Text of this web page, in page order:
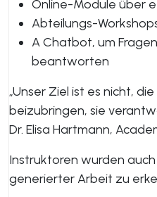
Online-Module über
Abteilungs-
A Chatbot, um
beantworten
„Unser Ziel ist es nicht,
beizubringen, sie
Dr. Elisa Hartmann,
Instruktoren wurden
generierter Arbeit zu